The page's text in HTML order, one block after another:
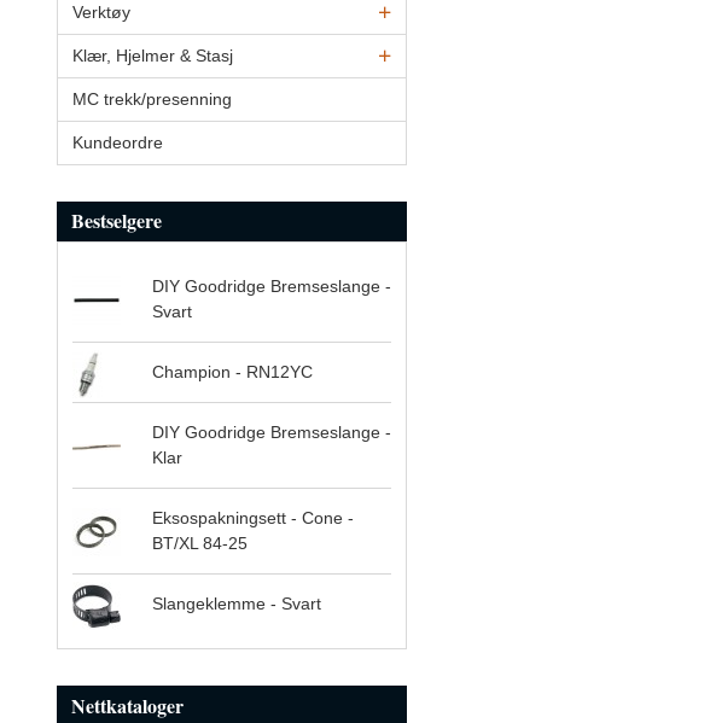
Verktøy
Klær, Hjelmer & Stasj
MC trekk/presenning
Kundeordre
Bestselgere
DIY Goodridge Bremseslange -
Svart
Champion - RN12YC
DIY Goodridge Bremseslange -
Klar
Eksospakningsett - Cone -
BT/XL 84-25
Slangeklemme - Svart
Nettkataloger